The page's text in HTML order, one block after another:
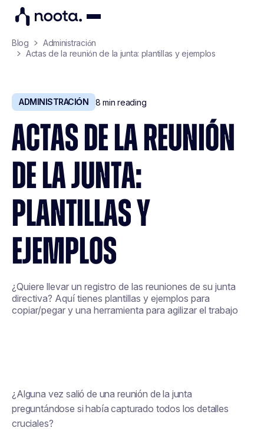
Blog
Administración
Actas de la reunión de la junta: plantillas y ejemplos
ADMINISTRACIÓN 8 min reading
ACTAS DE LA REUNIÓN
DE LA JUNTA:
PLANTILLAS Y
EJEMPLOS
¿Quiere llevar un registro de las reuniones de su junta
directiva? Aquí tienes plantillas y ejemplos para
copiar/pegar y una herramienta para agilizar el trabajo
¿Alguna vez salió de una reunión de la junta
preguntándose si había capturado todos los detalles
cruciales?